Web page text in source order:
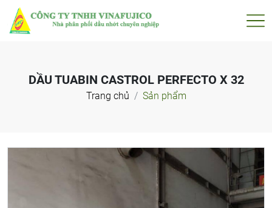
DẦU TUABIN CASTROL PERFECTO X 32
Trang chủ Sản phẩm